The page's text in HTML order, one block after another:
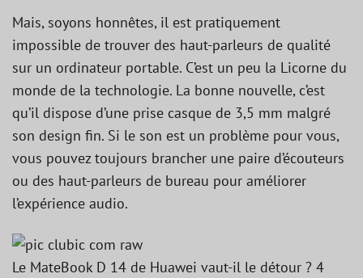
Mais, soyons honnêtes, il est pratiquement
impossible de trouver des haut-parleurs de qualité
sur un ordinateur portable. C’est un peu la Licorne du
monde de la technologie. La bonne nouvelle, c’est
qu’il dispose d’une prise casque de 3,5 mm malgré
son design fin. Si le son est un problème pour vous,
vous pouvez toujours brancher une paire d’écouteurs
ou des haut-parleurs de bureau pour améliorer
l’expérience audio.
Le MateBook D 14 de Huawei vaut-il le détour ? 4